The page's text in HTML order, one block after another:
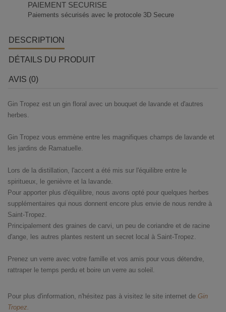
PAIEMENT SECURISE
Paiements sécurisés avec le protocole 3D Secure
DESCRIPTION
DÉTAILS DU PRODUIT
AVIS (0)
Gin Tropez est un gin floral avec un bouquet de lavande et d'autres
herbes.
Gin Tropez vous emmène entre les magnifiques champs de lavande et
les jardins de Ramatuelle.
Lors de la distillation, l'accent a été mis sur l'équilibre entre le
spiritueux, le genièvre et la lavande.
Pour apporter plus d'équilibre, nous avons opté pour quelques herbes
supplémentaires qui nous donnent encore plus envie de nous rendre à
Saint-Tropez.
Principalement des graines de carvi, un peu de coriandre et de racine
d'ange, les autres plantes restent un secret local à Saint-Tropez.
Prenez un verre avec votre famille et vos amis pour vous détendre,
rattraper le temps perdu et boire un verre au soleil.
Pour plus d'information, n'hésitez pas à visitez le site internet de Gin
Tropez.